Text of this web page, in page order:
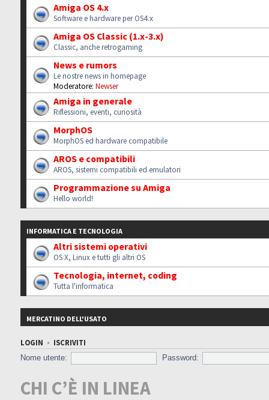
Amiga OS 4.x
Software e hardware per OS4.x
Amiga OS Classic (1.x-3.x)
Classic, anche retrogaming
News e rumors
Le nostre news in homepage
Moderatore: Newser
Amiga in generale
Riflessioni, eventi, curiosità
MorphOS
MorphOS ed hardware compatibile
AROS e compatibili
AROS, sistemi compatibili ed emulatori
Programmazione su Amiga
Hello world!
INFORMATICA E TECNOLOGIA
Altri sistemi operativi
OS X, Linux e tutti gli altri OS
Tecnologia, internet, coding
Tutta l'informatica
MERCATINO DELL'USATO
LOGIN • ISCRIVITI
Nome utente:
Password:
CHI C’È IN LINEA